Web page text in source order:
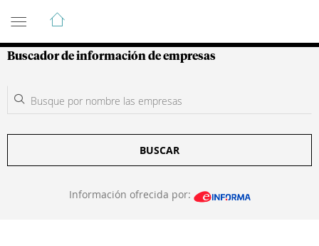
Guía de Empresas Colombianas
Buscador de información de empresas
BUSCAR
Información ofrecida por: